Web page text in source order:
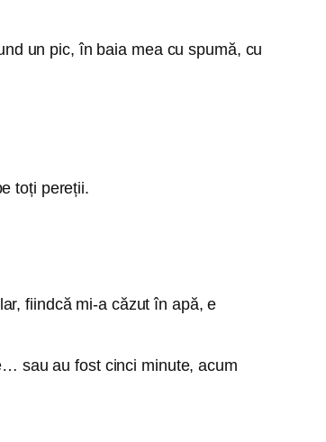
un pic, în baia mea cu spumă, cu
toți pereții.
fiindcă mi-a căzut în apă, e
sau au fost cinci minute, acum